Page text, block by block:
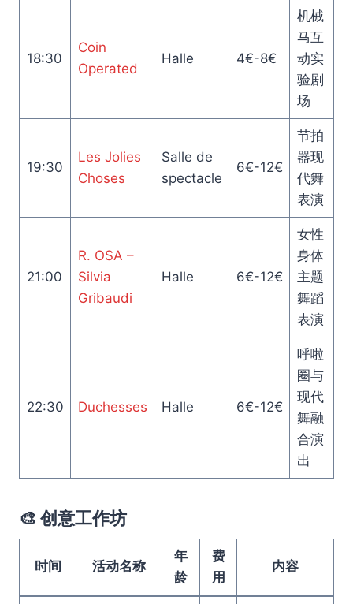
18:30
Coin
Operated
Halle 4€-8€
机械
马互
动实
验剧
场
19:30
Les Jolies
Choses
Salle de
spectacle
6€-12€
节拍
器现
代舞
表演
21:00
R. OSA –
Silvia
Gribaudi
Halle 6€-12€
女性
身体
主题
舞蹈
表演
22:30 Duchesses Halle 6€-12€
呼啦
圈与
现代
舞融
合演
出
🎨 创意工作坊
时间 活动名称
年
龄
费
用
内容